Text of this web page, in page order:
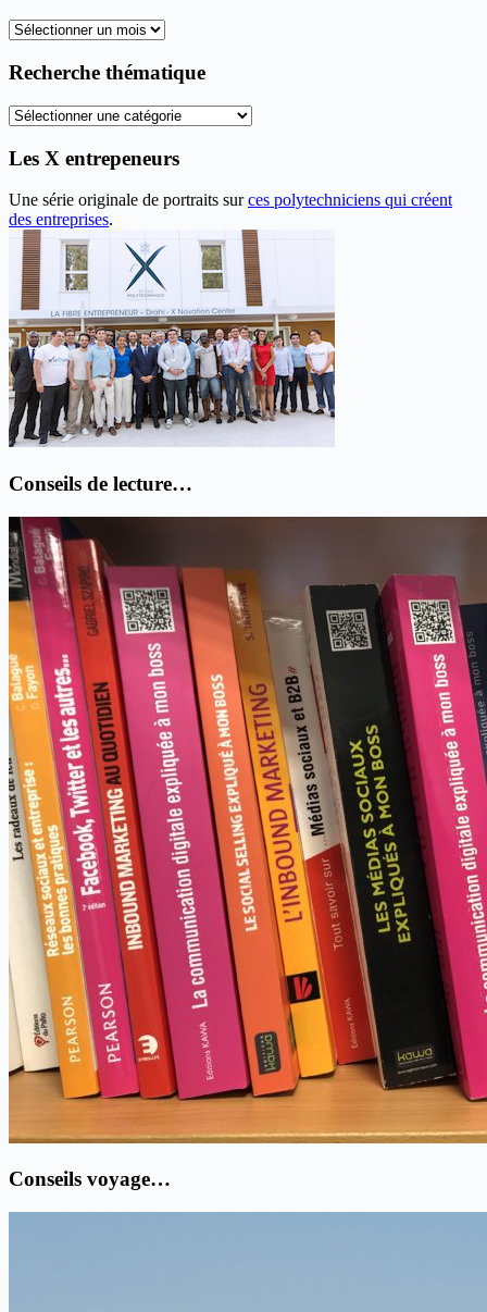
Tous
anciens
Recherche thématique
Recherche
Les X entrepeneurs
Une série originale de portraits surces polytechniciens qui créent
des entreprises.
Conseils de lecture…
Conseils voyage…